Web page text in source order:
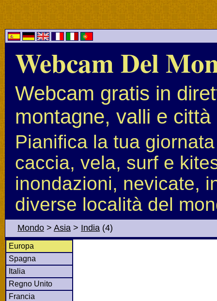
Webcam Del
Webcam gratis in
montagne, valli e città
Pianifica la tua
caccia, vela, surf e
inondazioni, nevicate,
diverse località del
Mondo > Asia > India (4)
Europa
Spagna
Italia
Regno Unito
Francia